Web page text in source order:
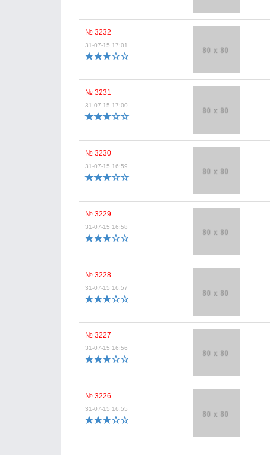
№ 3232
31-07-15 17:01
№ 3231
31-07-15 17:00
№ 3230
31-07-15 16:59
№ 3229
31-07-15 16:58
№ 3228
31-07-15 16:57
№ 3227
31-07-15 16:56
№ 3226
31-07-15 16:55